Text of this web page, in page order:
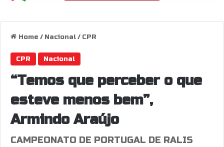
Home / Nacional/ CPR
CPR Nacional
“Temos que perceber o que
esteve menos bem”,
Armindo Araújo
CAMPEONATO DE PORTUGAL DE RALIS